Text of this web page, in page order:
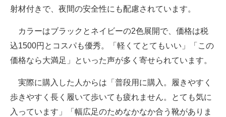
射材付きで、夜間の安全性にも配慮されています。
カラーはブラックとネイビーの2色展開で、価格は税
込1500円とコスパも優秀。「軽くてとてもいい」「この
価格なら大満足」といった声が多く寄せられています。
実際に購入した人からは「普段用に購入。履きやすく
歩きやすく長く履いて歩いても疲れません。とても気に
入っています」「幅広足のためなかなか合う靴がありま